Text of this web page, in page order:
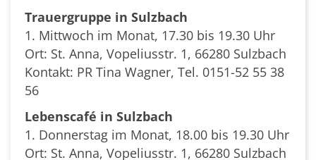
Trauergruppe in Sulzbach
1. Mittwoch im Monat, 17.30 bis 19.30 Uhr
Ort: St. Anna, Vopeliusstr. 1, 66280 Sulzbach
Kontakt: PR Tina Wagner, Tel. 0151-52 55 38
56
Lebenscafé in Sulzbach
1. Donnerstag im Monat, 18.00 bis 19.30 Uhr
Ort: St. Anna, Vopeliusstr. 1, 66280 Sulzbach